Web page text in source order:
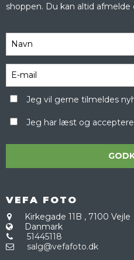
shoppen. Du kan altid afmelde
Jeg vil gerne tilmeldes
Jeg har læst og
VEFA FOTO
Kirkegade 11B , 7100 Vejle
Danmark
51445118
salg@vefafoto.dk